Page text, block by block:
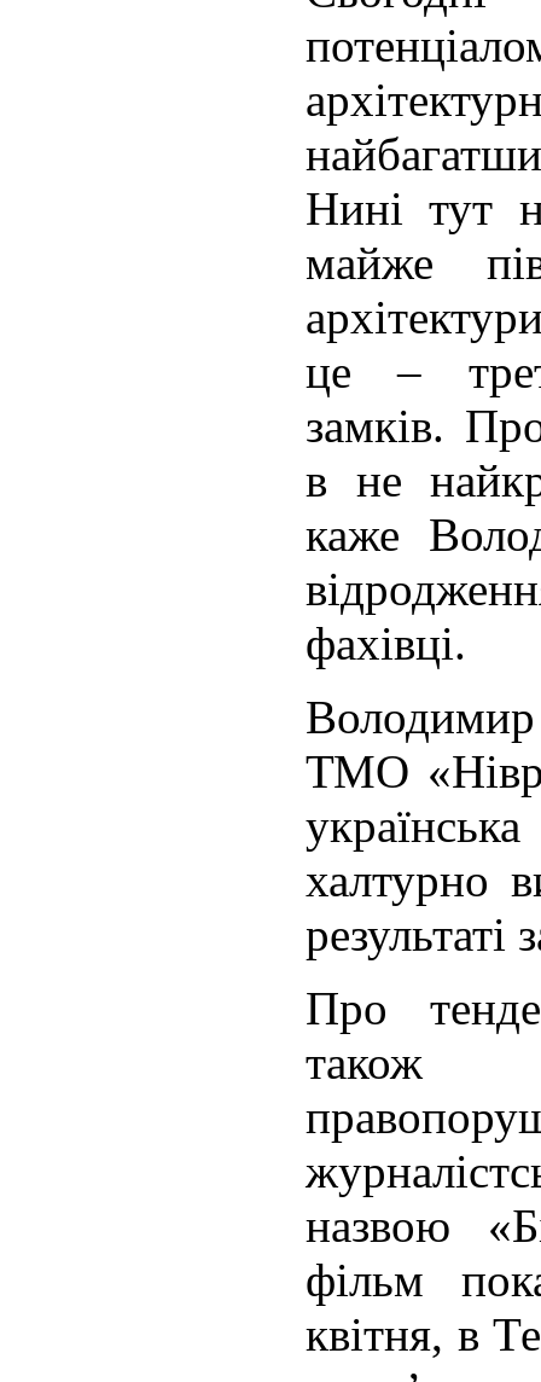
Нині тут
майже
це –
замків.
в не
каже
фахівці.
Володимир
ТМО
халтурно
результаті
Про
також
назвою
фільм
квітня, в